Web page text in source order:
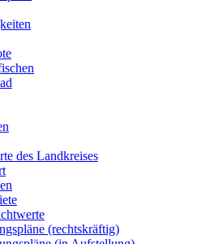
des Landkreises
(rechtskräftig)